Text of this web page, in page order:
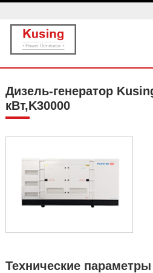
Дизель-генератор
кВт,K30000
Технические параметры